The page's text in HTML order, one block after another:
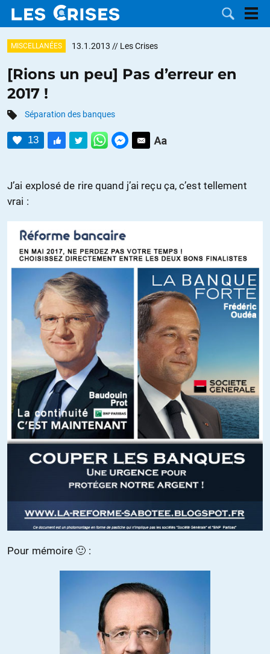
DOSSIERS
CATÉGORIES
NOUS
CONTACTER
FAIRE UN
MISCELLANÉES 13.1.2013 // Les Crises
[Rions un peu] Pas d’erreur en
2017 !
Séparation des banques
13
J’ai explosé de rire quand j’ai reçu ça, c’est tellement
vrai :
Pour mémoire 🙂 :